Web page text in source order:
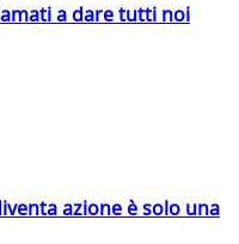
a dare tutti noi
azione è solo una